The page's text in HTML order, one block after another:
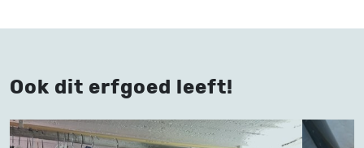
Ook dit erfgoed leeft!